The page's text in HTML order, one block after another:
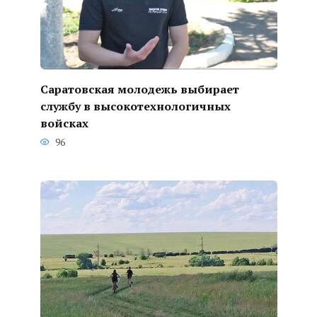
Саратовская молодежь выбирает
службу в высокотехнологичных
войсках
96